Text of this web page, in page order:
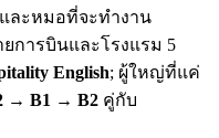
ละหมอที่จะทำงาน
ยการบินและโรงแรม 5
English; ผู้ใหญ่ที่แค่
→ B1 → B2 คู่กับ